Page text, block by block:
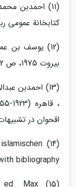
(11) احمدبن
کتابخانة عمومی رباط ، ق 155، ج
(12) یوسف بن
بیروت 1975، ص 12 و بعد؛
(13) احمدبن
اقحوان در
bibliography;
, ed. Max